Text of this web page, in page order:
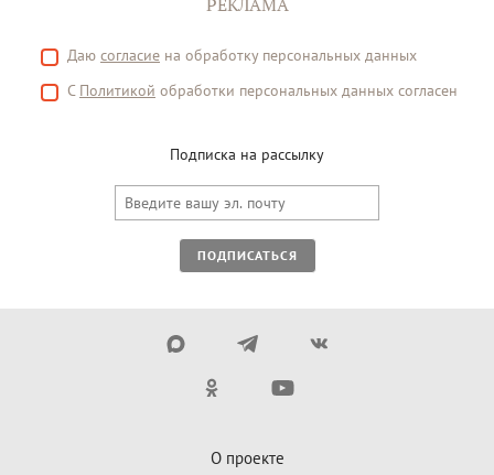
Даю согласие на обработку персональных данных
С Политикой обработки персональных данных согласен
Подписка на рассылку
ПОДПИСАТЬСЯ
О проекте